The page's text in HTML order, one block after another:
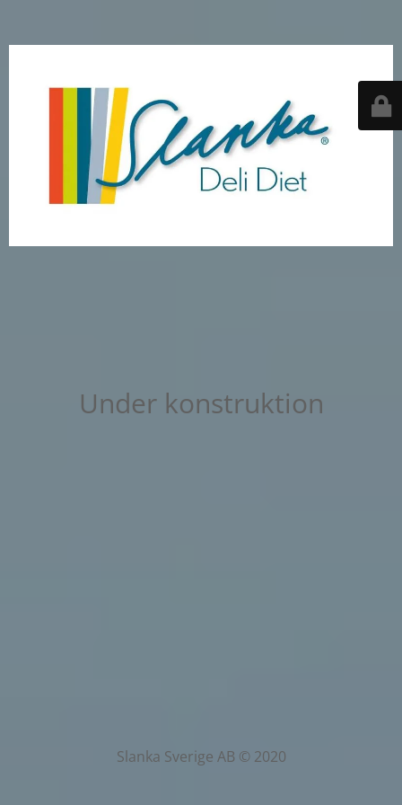
Under konstruktion
Slanka Sverige AB © 2020